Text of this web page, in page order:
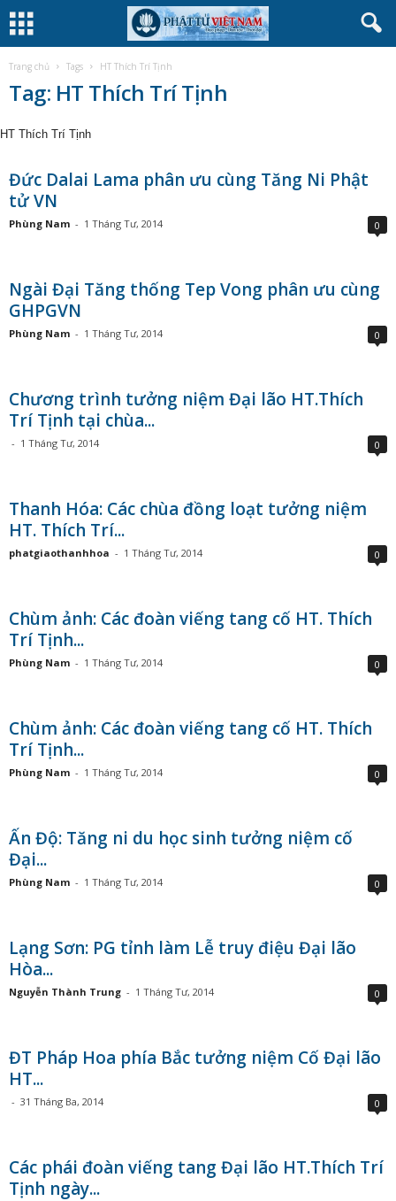
Trang chủ Tags HT Thích Trí Tịnh
Tag: HT Thích Trí Tịnh
HT Thích Trí Tịnh
Đức Dalai Lama phân ưu cùng Tăng Ni Phật
tử VN
Phùng Nam - 1 Tháng Tư, 2014 0
Ngài Đại Tăng thống Tep Vong phân ưu cùng
GHPGVN
Phùng Nam - 1 Tháng Tư, 2014 0
Chương trình tưởng niệm Đại lão HT.Thích
Trí Tịnh tại chùa...
- 1 Tháng Tư, 2014 0
Thanh Hóa: Các chùa đồng loạt tưởng niệm
HT. Thích Trí...
phatgiaothanhhoa - 1 Tháng Tư, 2014 0
Chùm ảnh: Các đoàn viếng tang cố HT. Thích
Trí Tịnh...
Phùng Nam - 1 Tháng Tư, 2014 0
Chùm ảnh: Các đoàn viếng tang cố HT. Thích
Trí Tịnh...
Phùng Nam - 1 Tháng Tư, 2014 0
Ấn Độ: Tăng ni du học sinh tưởng niệm cố
Đại...
Phùng Nam - 1 Tháng Tư, 2014 0
Lạng Sơn: PG tỉnh làm Lễ truy điệu Đại lão
Hòa...
Nguyễn Thành Trung - 1 Tháng Tư, 2014 0
ĐT Pháp Hoa phía Bắc tưởng niệm Cố Đại lão
HT...
- 31 Tháng Ba, 2014 0
Các phái đoàn viếng tang Đại lão HT.Thích Trí
Tịnh ngày...